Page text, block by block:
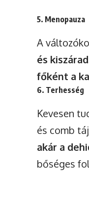
5. Menopauza
A
és kiszárad
főként a
6. Terhesség
Kevesen
és comb
akár a
bőséges